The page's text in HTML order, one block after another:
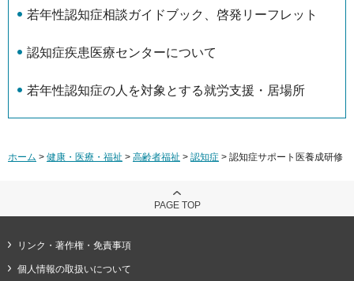
若年性認知症相談ガイドブック、啓発リーフレット
認知症疾患医療センターについて
若年性認知症の人を対象とする就労支援・居場所
ホーム > 健康・医療・福祉 > 高齢者福祉 > 認知症 > 認知症サポート医養成研修
PAGE TOP
リンク・著作権・免責事項
個人情報の取扱いについて